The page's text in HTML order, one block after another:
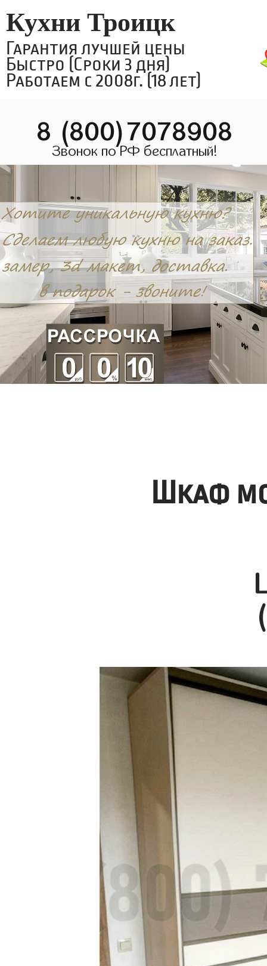
Кухни Троицк
Гарантия лучшей цены
Быстро (Сроки 3 дня)
Работаем с 2008г. (18 лет)
8 (800)7078908
Звонок по РФ бесплатный!
Шкаф